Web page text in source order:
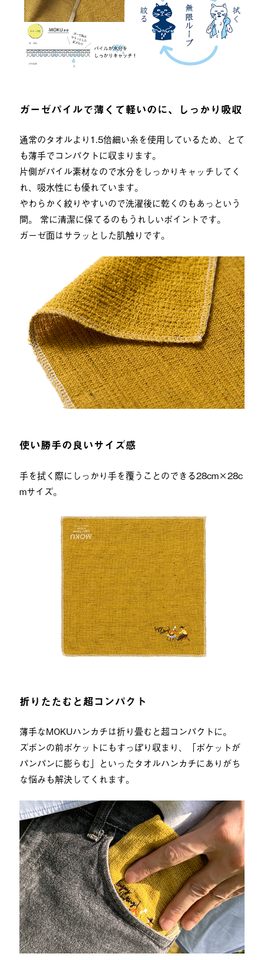
ガーゼパイルで薄くて軽いのに、しっかり吸収
通常のタオルより1.5倍細い糸を使用しているため、とて
も薄手でコンパクトに収まります。
片側がパイル素材なので水分をしっかりキャッチしてく
れ、吸水性にも優れています。
やわらかく絞りやすいので洗濯後に乾くのもあっという
間。 常に清潔に保てるのもうれしいポイントです。
ガーゼ面はサラッとした肌触りです。
使い勝手の良いサイズ感
手を拭く際にしっかり手を覆うことのできる28cm×28c
mサイズ。
折りたたむと超コンパクト
薄手なMOKUハンカチは折り畳むと超コンパクトに。
ズボンの前ポケットにもすっぽり収まり、「ポケットが
パンパンに膨らむ」といったタオルハンカチにありがち
な悩みも解決してくれます。